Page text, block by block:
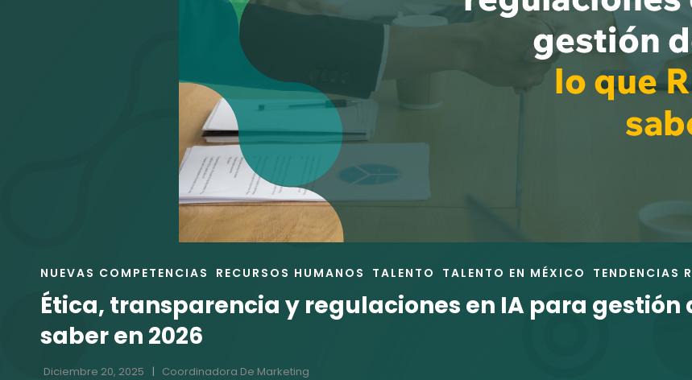
ENLACES
DE
LAS
CATEGORÍAS
NUEVAS COMPETENCIAS RECURSOS HUMANOS TALENTO TALENTO EN MÉXICO TENDENCIAS
Ética, transparencia y regulaciones en IA para gestión
saber en 2026
Diciembre 20, 2025 Coordinadora De Marketing